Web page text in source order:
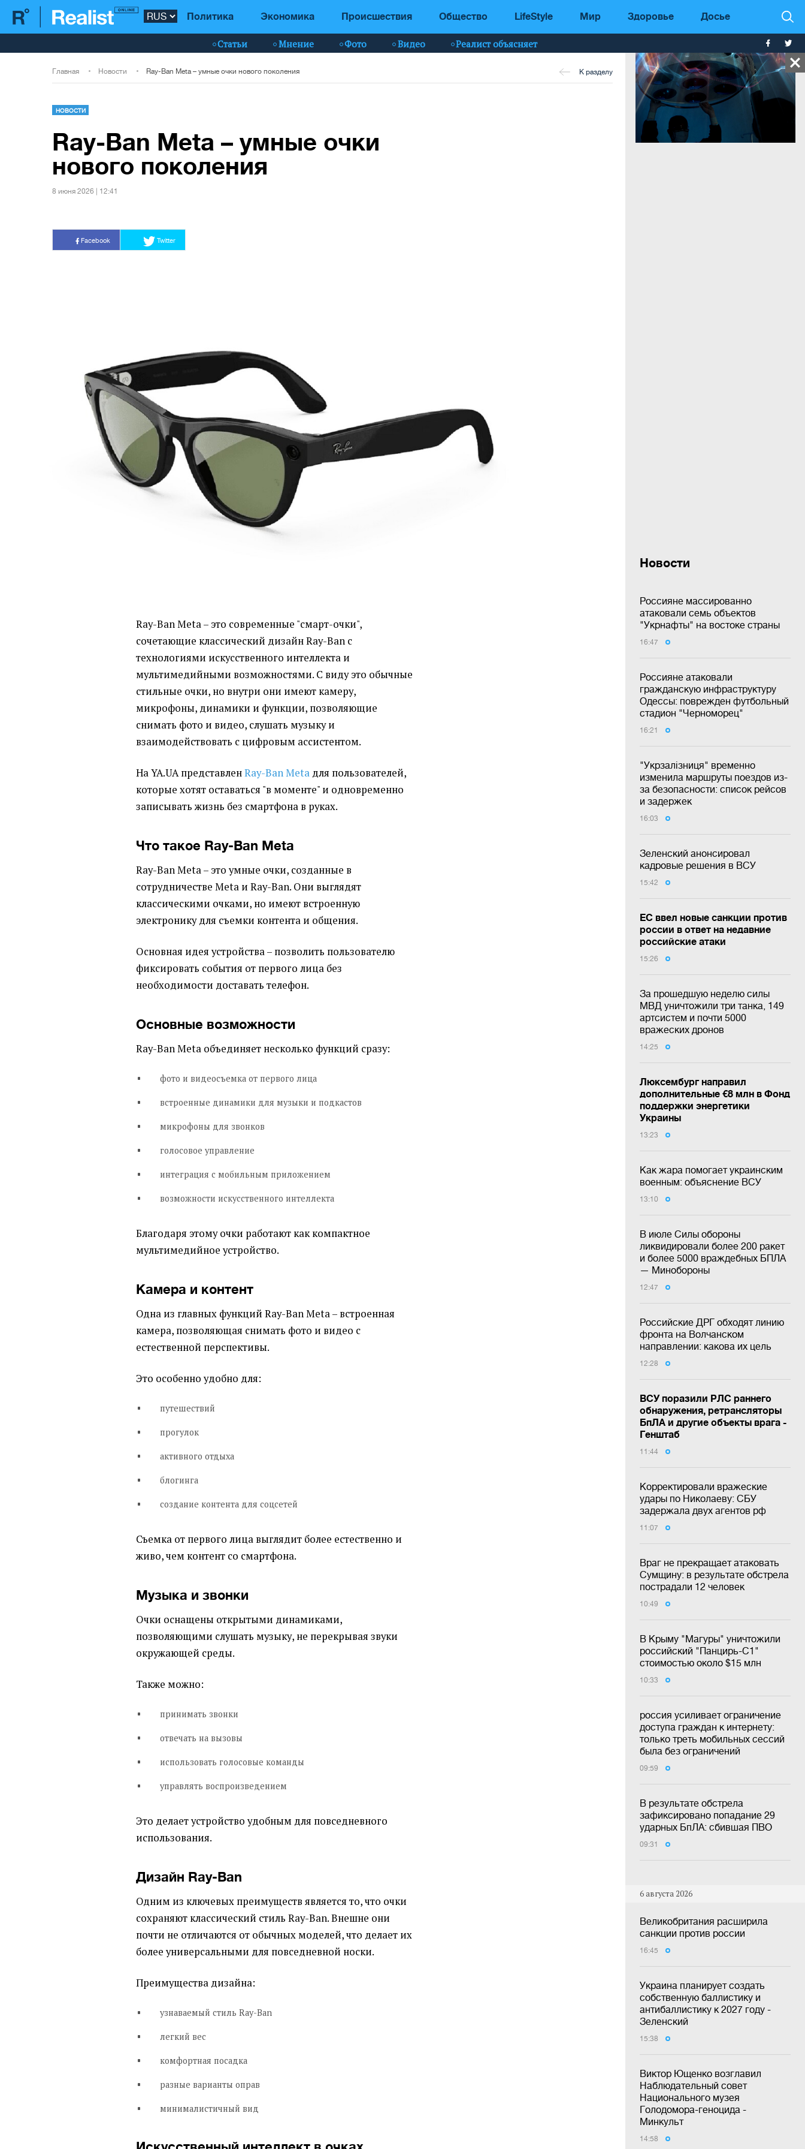
Политика Экономика Происшествия Общество LifeStyle Мир Здоровье Досье
Статьи Мнение Фото Видео Реалист объясняет
Новости
Россияне массированно
атаковали семь объектов
"Укрнафты" на востоке страны
16:47
Россияне атаковали
гражданскую инфраструктуру
Одессы: поврежден футбольный
стадион "Черноморец"
16:21
"Укрзалізниця" временно
изменила маршруты поездов из-
за безопасности: список рейсов
и задержек
16:03
Зеленский анонсировал
кадровые решения в ВСУ
15:42
ЕС ввел новые санкции против
россии в ответ на недавние
российские атаки
15:26
За прошедшую неделю силы
МВД уничтожили три танка, 149
артсистем и почти 5000
вражеских дронов
14:25
Люксембург направил
дополнительные €8 млн в Фонд
поддержки энергетики
Украины
13:23
Как жара помогает украинским
военным: объяснение ВСУ
13:10
В июле Силы обороны
ликвидировали более 200 ракет
и более 5000 враждебных БПЛА
— Минобороны
12:47
Российские ДРГ обходят линию
фронта на Волчанском
направлении: какова их цель
12:28
ВСУ поразили РЛС раннего
обнаружения, ретрансляторы
БпЛА и другие объекты врага -
Генштаб
11:44
Корректировали вражеские
удары по Николаеву: СБУ
задержала двух агентов рф
11:07
Враг не прекращает атаковать
Сумщину: в результате обстрела
пострадали 12 человек
10:49
В Крыму "Магуры" уничтожили
российский "Панцирь-С1"
стоимостью около $15 млн
10:33
россия усиливает ограничение
доступа граждан к интернету:
только треть мобильных сессий
была без ограничений
09:59
В результате обстрела
зафиксировано попадание 29
ударных БпЛА: сбившая ПВО
09:31
6 августа 2026
Великобритания расширила
санкции против россии
16:45
Украина планирует создать
собственную баллистику и
антибаллистику к 2027 году -
Зеленский
15:38
Виктор Ющенко возглавил
Наблюдательный совет
Национального музея
Голодомора-геноцида -
Минкульт
14:58
Главная Новости Ray-Ban Meta – умные очки нового поколения К разделу
НОВОСТИ
Ray-Ban Meta – умные очки
нового поколения
8 июня 2026 | 12:41
Facebook Twitter
Ray-Ban Meta – это современные "смарт-очки",
сочетающие классический дизайн Ray-Ban с
технологиями искусственного интеллекта и
мультимедийными возможностями. С виду это обычные
стильные очки, но внутри они имеют камеру,
микрофоны, динамики и функции, позволяющие
снимать фото и видео, слушать музыку и
взаимодействовать с цифровым ассистентом.
На YA.UA представленRay-Ban Meta для пользователей,
которые хотят оставаться "в моменте" и одновременно
записывать жизнь без смартфона в руках.
Что такое Ray-Ban Meta
Ray-Ban Meta – это умные очки, созданные в
сотрудничестве Meta и Ray-Ban. Они выглядят
классическими очками, но имеют встроенную
электронику для съемки контента и общения.
Основная идея устройства – позволить пользователю
фиксировать события от первого лица без
необходимости доставать телефон.
Основные возможности
Ray-Ban Meta объединяет несколько функций сразу:
фото и видеосъемка от первого лица
встроенные динамики для музыки и подкастов
микрофоны для звонков
голосовое управление
интеграция с мобильным приложением
возможности искусственного интеллекта
Благодаря этому очки работают как компактное
мультимедийное устройство.
Камера и контент
Одна из главных функций Ray-Ban Meta – встроенная
камера, позволяющая снимать фото и видео с
естественной перспективы.
Это особенно удобно для:
путешествий
прогулок
активного отдыха
блогинга
создание контента для соцсетей
Съемка от первого лица выглядит более естественно и
живо, чем контент со смартфона.
Музыка и звонки
Очки оснащены открытыми динамиками,
позволяющими слушать музыку, не перекрывая звуки
окружающей среды.
Также можно:
принимать звонки
отвечать на вызовы
использовать голосовые команды
управлять воспроизведением
Это делает устройство удобным для повседневного
использования.
Дизайн Ray-Ban
Одним из ключевых преимуществ является то, что очки
сохраняют классический стиль Ray-Ban. Внешне они
почти не отличаются от обычных моделей, что делает их
более универсальными для повседневной носки.
Преимущества дизайна:
узнаваемый стиль Ray-Ban
легкий вес
комфортная посадка
разные варианты оправ
минималистичный вид